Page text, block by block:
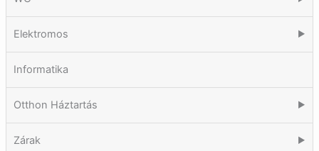
Elektromos ▶
Informatika
Otthon Háztartás ▶
Zárak ▶